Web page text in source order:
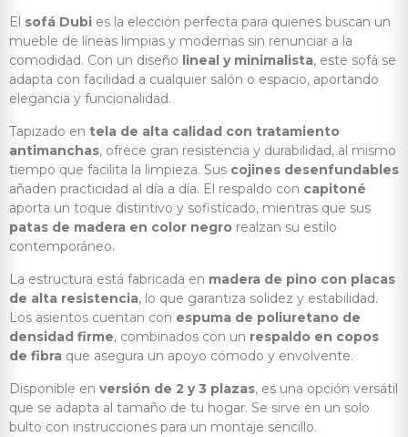
El sofá Dubi es la elección perfecta para quienes buscan un
mueble de líneas limpias y modernas sin renunciar a la
comodidad. Con un diseño lineal y minimalista, este sofá se
adapta con facilidad a cualquier salón o espacio, aportando
elegancia y funcionalidad.
Tapizado en tela de alta calidad con tratamiento
antimanchas, ofrece gran resistencia y durabilidad, al mismo
tiempo que facilita la limpieza. Sus cojines desenfundables
añaden practicidad al día a día. El respaldo con capitoné
aporta un toque distintivo y sofisticado, mientras que sus
patas de madera en color negro realzan su estilo
contemporáneo.
La estructura está fabricada en madera de pino con placas
de alta resistencia, lo que garantiza solidez y estabilidad.
Los asientos cuentan con espuma de poliuretano de
densidad firme, combinados con un respaldo en copos
de fibra que asegura un apoyo cómodo y envolvente.
Disponible en versión de 2 y 3 plazas, es una opción versátil
que se adapta al tamaño de tu hogar. Se sirve en un solo
bulto con instrucciones para un montaje sencillo.